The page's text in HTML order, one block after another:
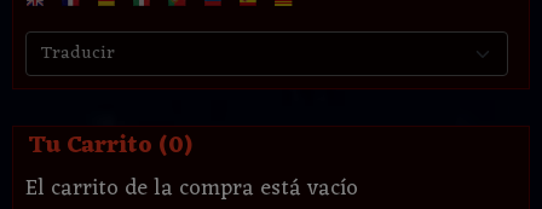
Tu Carrito (0)
El carrito de la compra está vacío